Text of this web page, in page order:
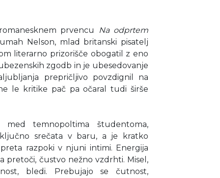
prvencu
Na odprtem
Nelson, mlad britanski pisatelj
literarno prizorišče obogatil z eno
zgodb in je ubesedovanje
prepričljivo povzdignil na
le kritike pač pa očaral tudi širše
med temnopoltima študentoma,
srečata v baru, a je kratko
razpoki v njuni intimi. Energija
pretoči, čustvo nežno vzdrhti. Misel,
bledi. Prebujajo se čutnost,